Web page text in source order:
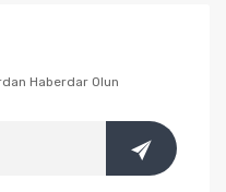
Haberdar Olun